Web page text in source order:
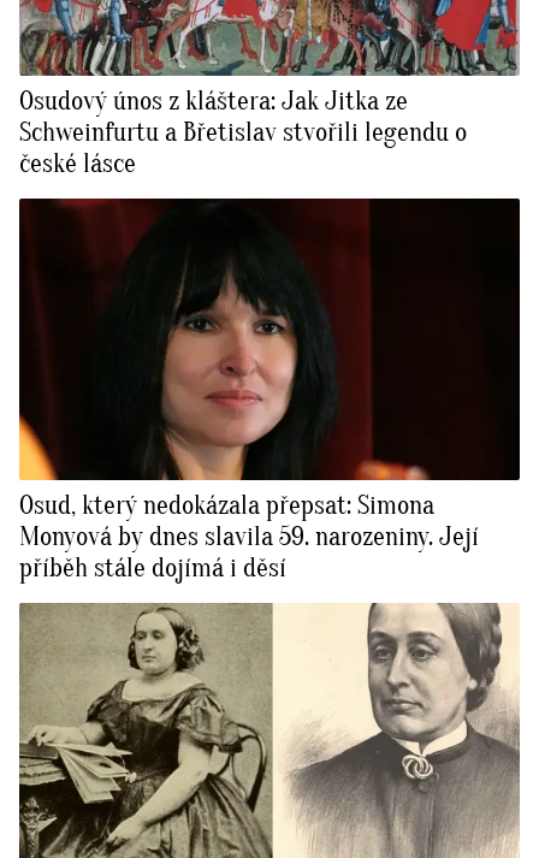
Osudový únos z kláštera: Jak Jitka ze
Schweinfurtu a Břetislav stvořili legendu o
české lásce
Osud, který nedokázala přepsat: Simona
Monyová by dnes slavila 59. narozeniny. Její
příběh stále dojímá i děsí